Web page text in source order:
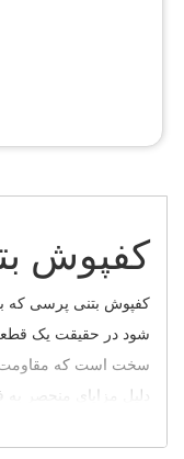
کفپوش
کفپوش بتنی پرسی که
شود در حقیقت یک
سخت است که مقاومت
دلیل مزایای منحصر به
جهانی اش به عنوان